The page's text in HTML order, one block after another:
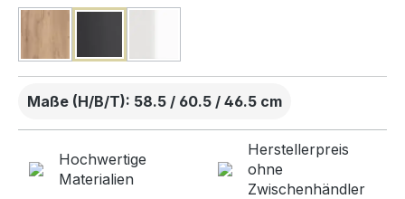
Maße (H/B/T): 58.5 / 60.5 / 46.5 cm
Hochwertige
Materialien
Herstellerpreis
ohne
Zwischenhändler